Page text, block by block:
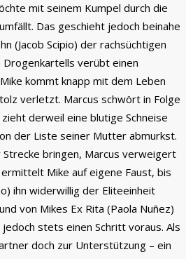
mit seinem Kumpel durch die
Das geschieht jedoch beinahe
(Jacob Scipio) der rachsüchtigen
Drogenkartells verübt einen
kommt knapp mit dem Leben
verletzt. Marcus schwört in Folge
derweil eine blutige Schneise
der Liste seiner Mutter abmurkst.
bringen, Marcus verweigert
Mike auf eigene Faust, bis
ihn widerwillig der Eliteeinheit
von Mikes Ex Rita (Paola Nuñez)
stets einen Schritt voraus. Als
doch zur Unterstützung – ein